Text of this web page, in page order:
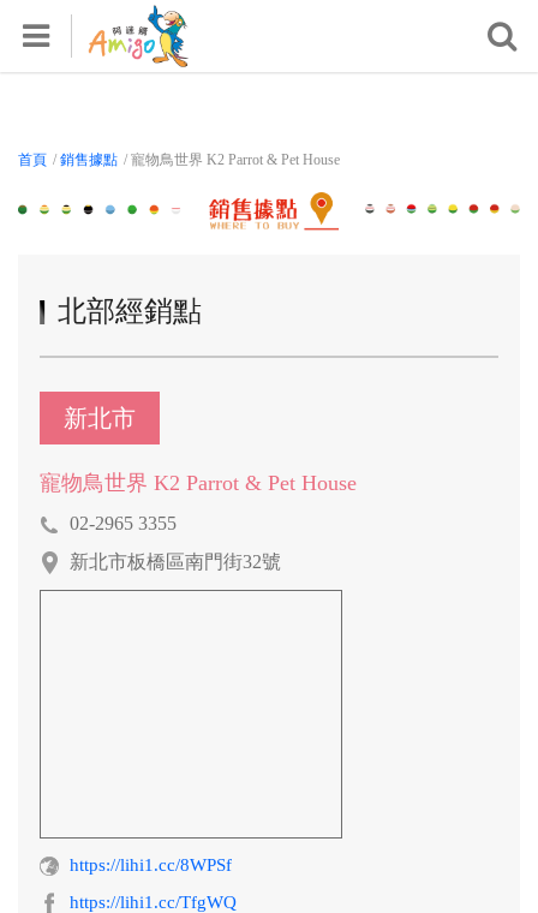
首頁
關於我們
活動專區
鸚鵡飼養知識區
檢測報告
銷售據點
常見問題
阿迷購粉絲團
首頁 / 銷售據點 / 寵物鳥世界 K2 Parrot & Pet House
北部經銷點
新北市
寵物鳥世界 K2 Parrot & Pet House
02-2965 3355
新北市板橋區南門街32號
https://lihi1.cc/8WPSf
https://lihi1.cc/TfgWQ